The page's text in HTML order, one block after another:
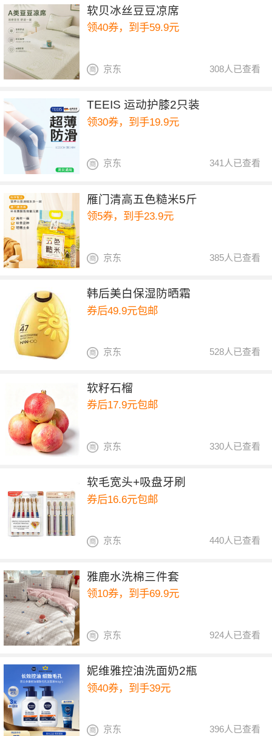
软贝冰丝豆豆凉席
领40券，到手59.9元
308人已查看
京东
TEEIS 运动护膝2只装
领30券，到手19.9元
341人已查看
京东
雁门清高五色糙米5斤
领5券，到手23.9元
385人已查看
京东
韩后美白保湿防晒霜
券后49.9元包邮
528人已查看
京东
软籽石榴
券后17.9元包邮
330人已查看
京东
软毛宽头+吸盘牙刷
券后16.6元包邮
440人已查看
京东
雅鹿水洗棉三件套
领10券，到手69.9元
924人已查看
京东
妮维雅控油洗面奶2瓶
领40券，到手39元
396人已查看
京东